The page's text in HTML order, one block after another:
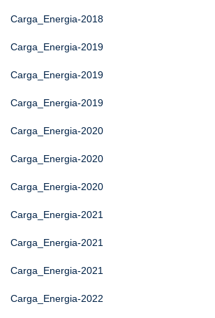
Carga_Energia-2018
Carga_Energia-2019
Carga_Energia-2019
Carga_Energia-2019
Carga_Energia-2020
Carga_Energia-2020
Carga_Energia-2020
Carga_Energia-2021
Carga_Energia-2021
Carga_Energia-2021
Carga_Energia-2022